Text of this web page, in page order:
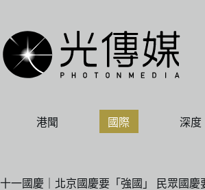
主
要
內
港聞 國際 深度
十一國慶｜北京國慶要「強國」 民眾國慶